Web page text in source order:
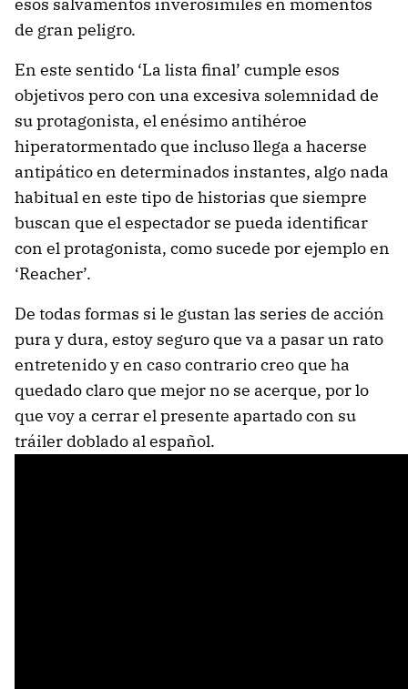
de gran peligro.
En este sentido ‘La lista final’ cumple esos
objetivos pero con una excesiva solemnidad de
su protagonista, el enésimo antihéroe
hiperatormentado que incluso llega a hacerse
antipático en determinados instantes, algo nada
habitual en este tipo de historias que siempre
buscan que el espectador se pueda identificar
con el protagonista, como sucede por ejemplo en
‘Reacher’.
De todas formas si le gustan las series de acción
pura y dura, estoy seguro que va a pasar un rato
entretenido y en caso contrario creo que ha
quedado claro que mejor no se acerque, por lo
que voy a cerrar el presente apartado con su
tráiler doblado al español.